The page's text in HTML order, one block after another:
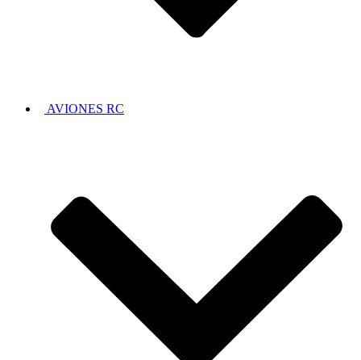
AVIONES RC